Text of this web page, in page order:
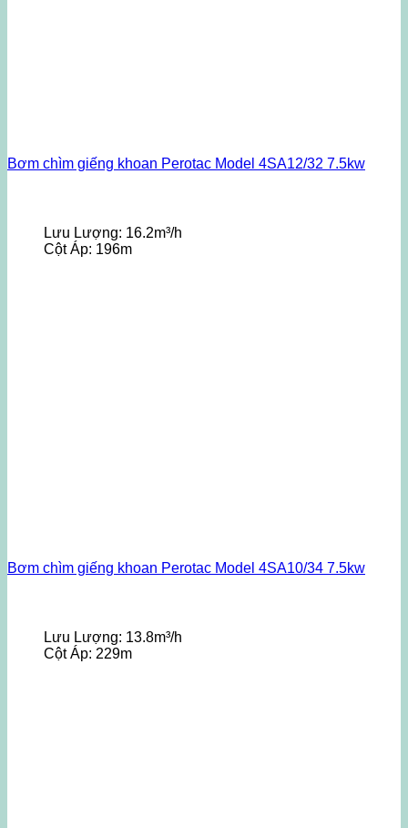
Bơm chìm giếng khoan Perotac Model 4SA12/32 7.5kw
Lưu Lượng: 16.2m³/h
Cột Áp: 196m
Bơm chìm giếng khoan Perotac Model 4SA10/34 7.5kw
Lưu Lượng: 13.8m³/h
Cột Áp: 229m